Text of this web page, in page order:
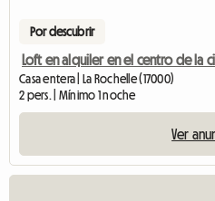
Por descubrir
Loft en alquiler en el centro de la
Casa entera | La Rochelle (17000)
2 pers. | Mínimo 1 noche
Ver